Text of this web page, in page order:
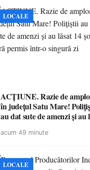
LOCALE
ACȚIUNE. Razie de
în județul Satu Mare!
au dat sute de amenzi și au
singură zi
acum 49 minute
LOCALE